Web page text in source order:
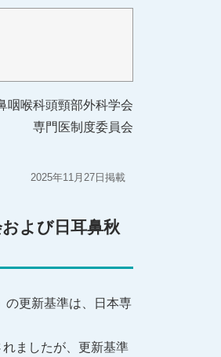
喉科頭頸部外科学会
専門医制度委員会
2025年11月27日掲載
よび日耳鼻秋
更新基準は、日本専
ましたが、更新基準